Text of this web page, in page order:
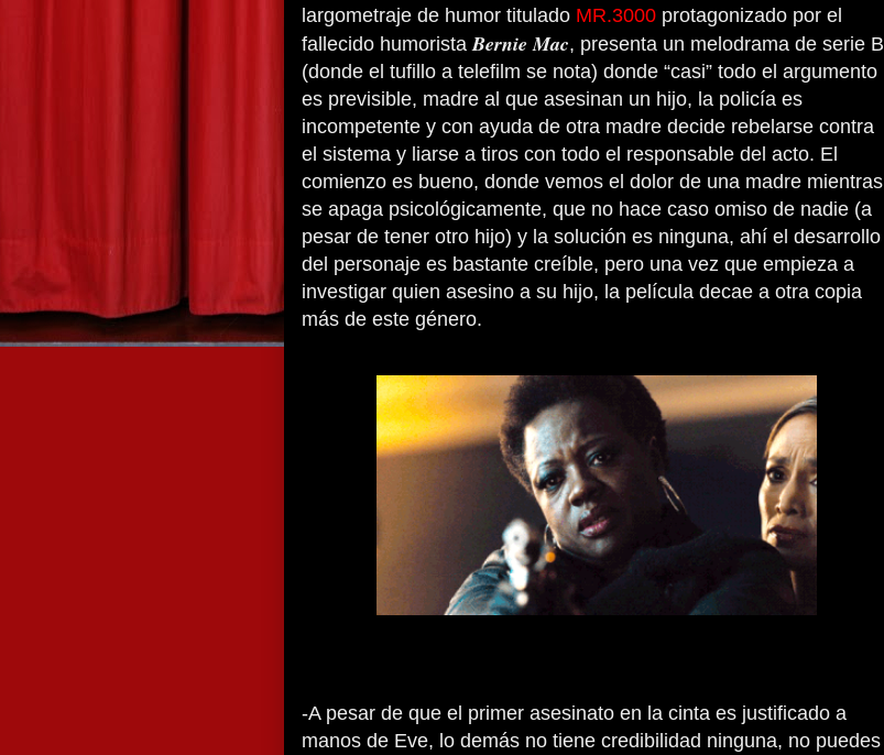
largometraje de humor titulado MR.3000 protagonizado por el
fallecido humoristaBernie Mac, presenta un melodrama de serie B
(donde el tufillo a telefilm se nota) donde “casi” todo el argumento
es previsible, madre al que asesinan un hijo, la policía es
incompetente y con ayuda de otra madre decide rebelarse contra
el sistema y liarse a tiros con todo el responsable del acto. El
comienzo es bueno, donde vemos el dolor de una madre mientras
se apaga psicológicamente, que no hace caso omiso de nadie (a
pesar de tener otro hijo) y la solución es ninguna, ahí el desarrollo
del personaje es bastante creíble, pero una vez que empieza a
investigar quien asesino a su hijo, la película decae a otra copia
más de este género.
-A pesar de que el primer asesinato en la cinta es justificado a
manos de Eve, lo demás no tiene credibilidad ninguna, no puedes